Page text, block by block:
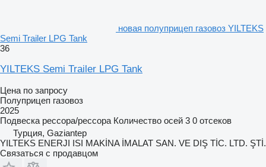
новая полуприцеп газовоз YILTEKS
Semi Trailer LPG Tank
36
YILTEKS Semi Trailer LPG Tank
Цена по запросу
Полуприцеп газовоз
2025
Подвеска рессора/рессора Количество осей 3 0 отсеков
Турция, Gaziantep
YILTEKS ENERJI ISI MAKİNA İMALAT SAN. VE DIŞ TİC. LTD. ŞTİ.
Связаться с продавцом